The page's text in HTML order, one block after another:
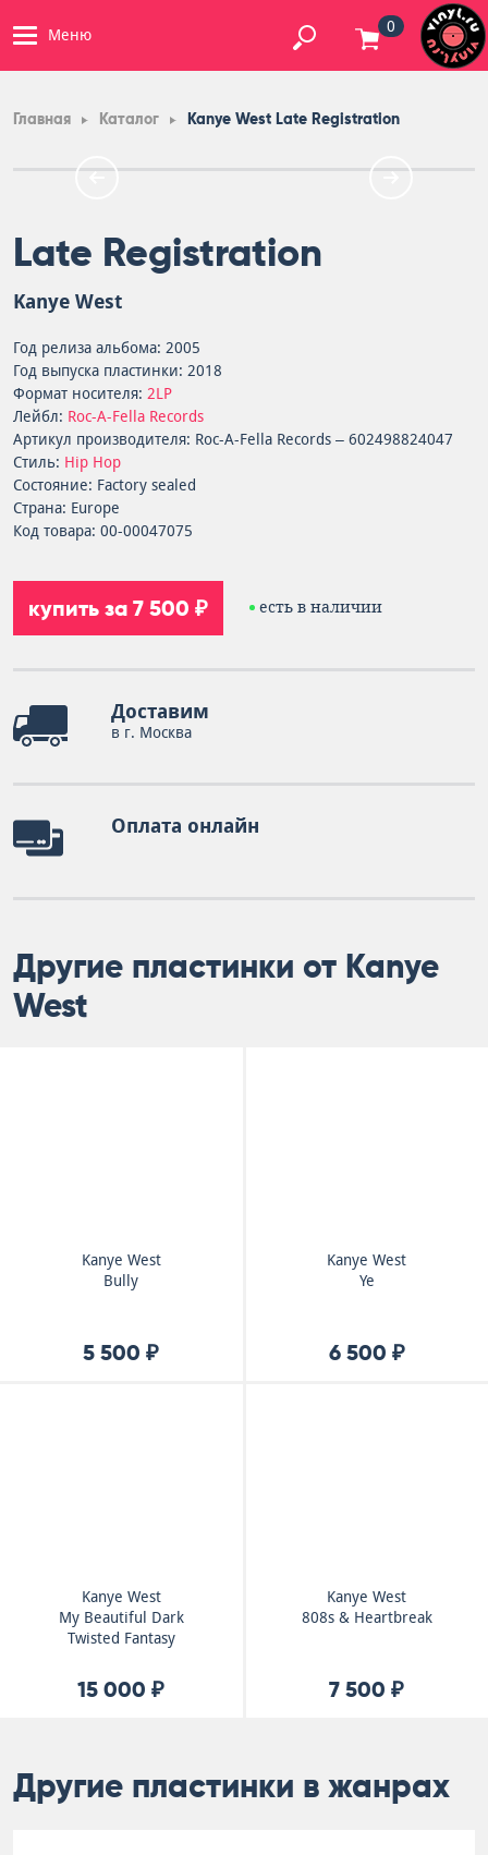
Меню 0
Главная Каталог Kanye West Late Registration
Late Registration
Kanye West
Год релиза альбома: 2005
Год выпуска пластинки: 2018
Формат носителя: 2LP
Лейбл: Roc-A-Fella Records
Артикул производителя: Roc-A-Fella Records – 602498824047
Стиль: Hip Hop
Состояние: Factory sealed
Страна: Europe
Код товара: 00-00047075
купить за 7 500 ₽ есть в наличии
Доставим
в г. Москва
Оплата онлайн
Другие пластинки от Kanye
West
Kanye West
Bully
5 500 ₽
Kanye West
Ye
6 500 ₽
Kanye West
My Beautiful Dark
Twisted Fantasy
15 000 ₽
Kanye West
808s & Heartbreak
7 500 ₽
Другие пластинки в жанрах